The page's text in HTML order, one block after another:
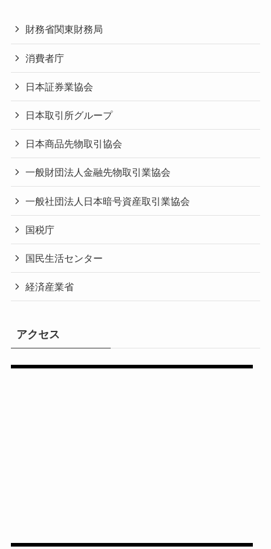
財務省関東財務局
消費者庁
日本証券業協会
日本取引所グループ
日本商品先物取引協会
一般財団法人金融先物取引業協会
一般社団法人日本暗号資産取引業協会
国税庁
国民生活センター
経済産業省
アクセス